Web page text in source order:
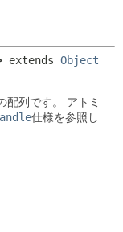
extends Object
列です。
アトミ
仕様を参照し